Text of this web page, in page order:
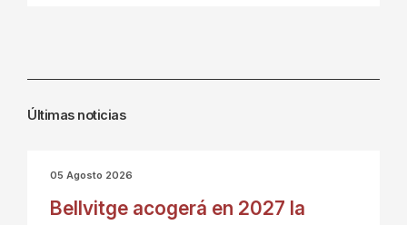
Últimas noticias
05 Agosto 2026
Bellvitge acogerá en 2027 la